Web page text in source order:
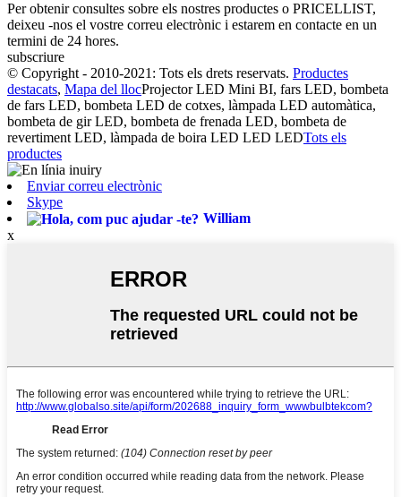
Per obtenir consultes sobre els nostres productes o PRICELLIST,
deixeu -nos el vostre correu electrònic i estarem en contacte en un
termini de 24 hores.
subscriure
© Copyright - 2010-2021: Tots els drets reservats. Productes
destacats, Mapa del llocProjector LED Mini BI, fars LED, bombeta
de fars LED, bombeta LED de cotxes, làmpada LED automàtica,
bombeta de gir LED, bombeta de frenada LED, bombeta de
revertiment LED, làmpada de boira LED LED LEDTots els
productes
Enviar correu electrònic
Skype
William
x